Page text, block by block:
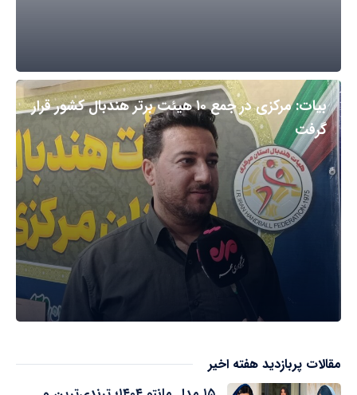
بیات: مرکزی در جمع ۱۰ هیئت برتر هندبال کشور قرار
گرفت
مقالات پربازدید هفته اخیر